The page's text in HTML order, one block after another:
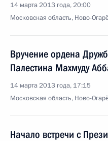
14 марта 2013 года, 20:00
Московская область, Ново-
Вручение ордена
Палестина Махмуду
14 марта 2013 года, 17:15
Московская область, Ново-
Начало встречи с